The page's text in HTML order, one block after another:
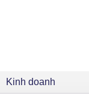
Kinh doanh